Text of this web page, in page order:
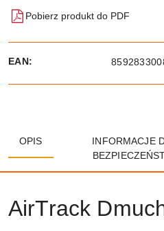
Pobierz produkt do PDF
EAN:
OPIS
INFORMACJE
AirTrack